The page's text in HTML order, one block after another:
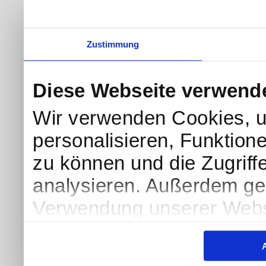
Zustimmung
Diese Webseite
Wir verwenden Cookies,
personalisieren,
zu können und die
analysieren. Außerdem
Verwendung unserer
soziale Medien,
Partner führen diese